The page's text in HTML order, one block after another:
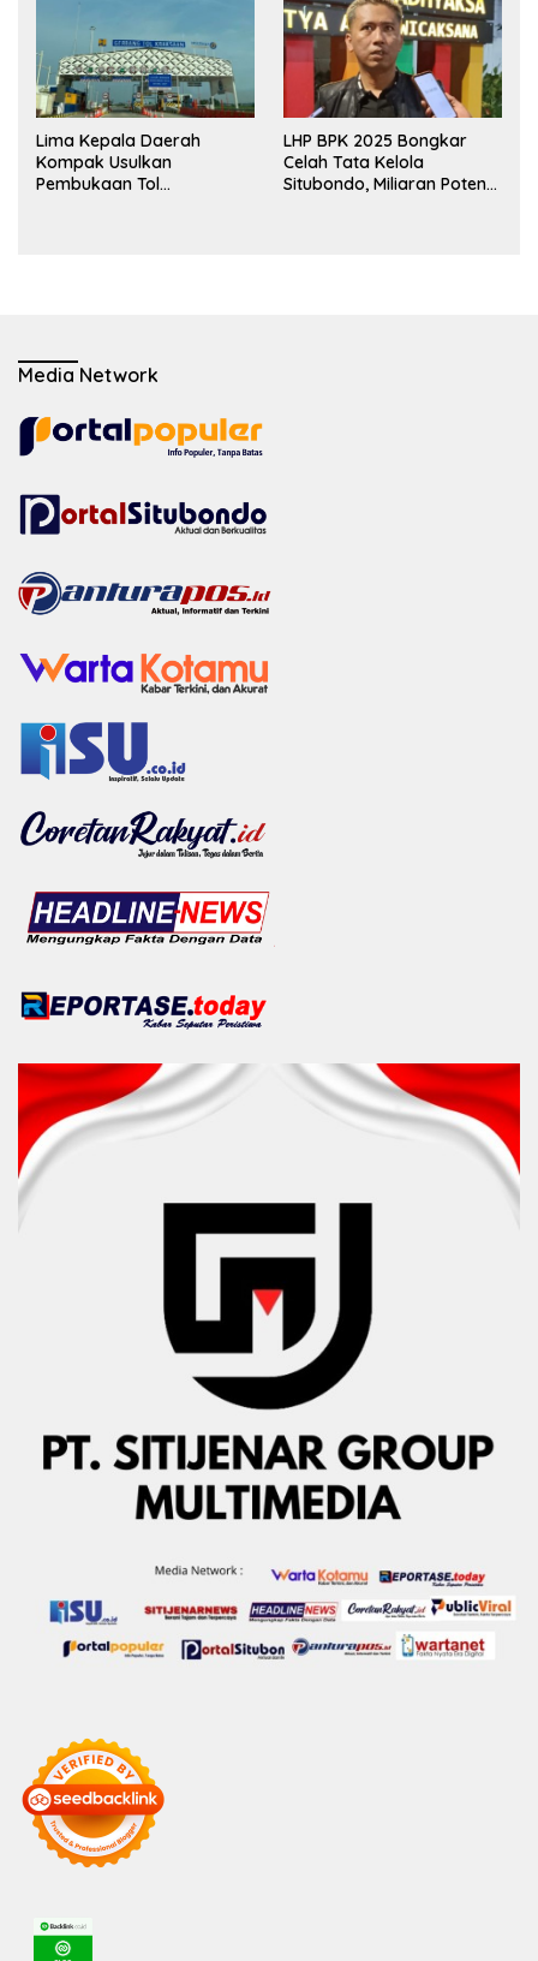
Lima Kepala Daerah
Kompak Usulkan
Pembukaan Tol
LHP BPK 2025 Bongkar
Celah Tata Kelola
Situbondo, Miliaran Potensi
Media Network